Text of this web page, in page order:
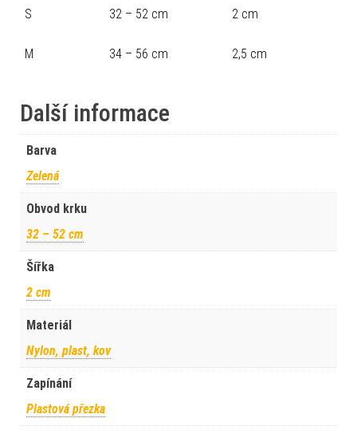
S 32 – 52 cm 2 cm
M 34 – 56 cm 2,5 cm
Další informace
Barva
Zelená
Obvod krku
32 – 52 cm
Šířka
2 cm
Materiál
Nylon, plast, kov
Zapínání
Plastová přezka